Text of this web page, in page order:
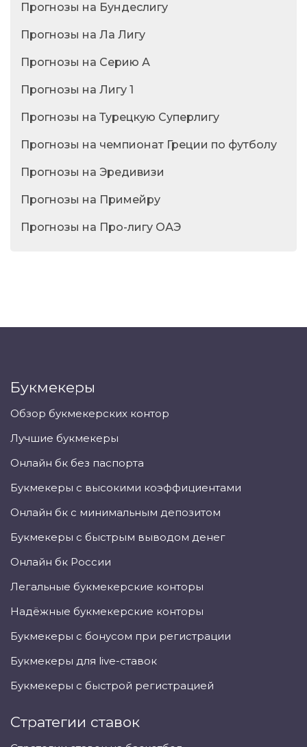
Прогнозы на Бундеслигу
Прогнозы на Ла Лигу
Прогнозы на Серию А
Прогнозы на Лигу 1
Прогнозы на Турецкую Суперлигу
Прогнозы на чемпионат Греции по футболу
Прогнозы на Эредивизи
Прогнозы на Примейру
Прогнозы на Про-лигу ОАЭ
Букмекеры
Обзор букмекерских контор
Лучшие букмекеры
Онлайн бк без паспорта
Букмекеры с высокими коэффициентами
Онлайн бк с минимальным депозитом
Букмекеры с быстрым выводом денег
Онлайн бк России
Легальные букмекерские конторы
Надёжные букмекерские конторы
Букмекеры с бонусом при регистрации
Букмекеры для live-ставок
Букмекеры с быстрой регистрацией
Стратегии ставок